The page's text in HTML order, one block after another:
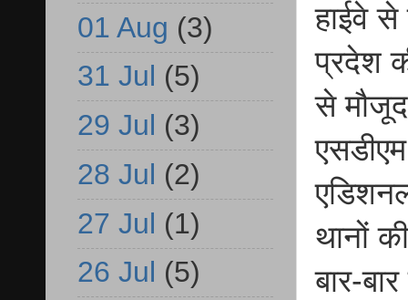
हाईवे
प्रदेश
से
थानों
बार-
01 Aug (3)
31 Jul (5)
29 Jul (3)
28 Jul (2)
27 Jul (1)
26 Jul (5)